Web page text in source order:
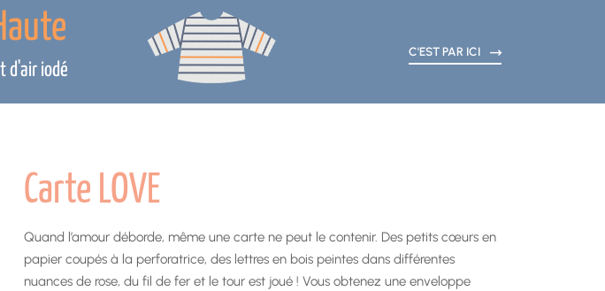
d'air iodé
C'EST PAR ICI
Carte LOVE
Quand l’amour déborde, même une carte ne peut le contenir. Des petits cœurs en
papier coupés à la perforatrice, des lettres en bois peintes dans différentes
nuances de rose, du fil de fer et le tour est joué ! Vous obtenez une enveloppe